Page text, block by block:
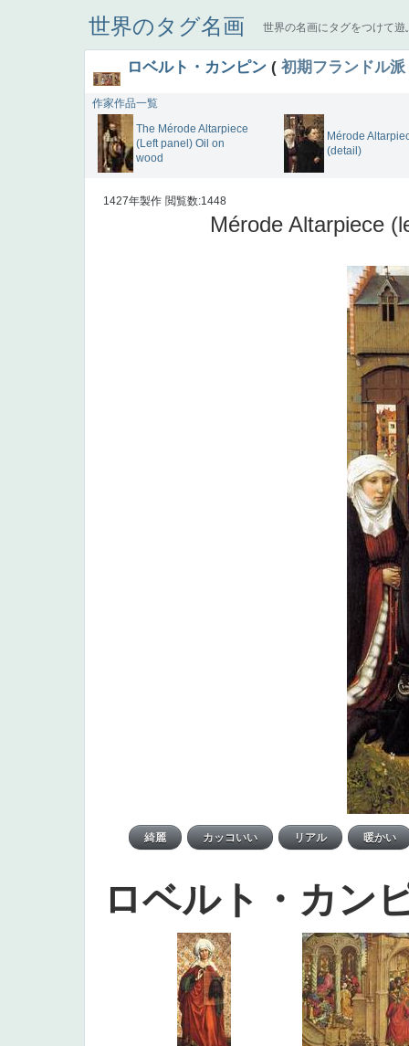
世界のタグ名画 世界の名画にタグをつけて遊
ロベルト・カンピン ( 初期フランドル派
作家作品一覧
The Mérode Altarpiece
(Left panel) Oil on
wood
Mérode
(detail)
1427年製作 閲覧数:1448
Mérode Altarpiece
ロベルト・カン